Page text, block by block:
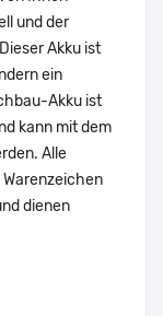
und der
Akku ist
ein
Akku ist
kann mit dem
Alle
dienen